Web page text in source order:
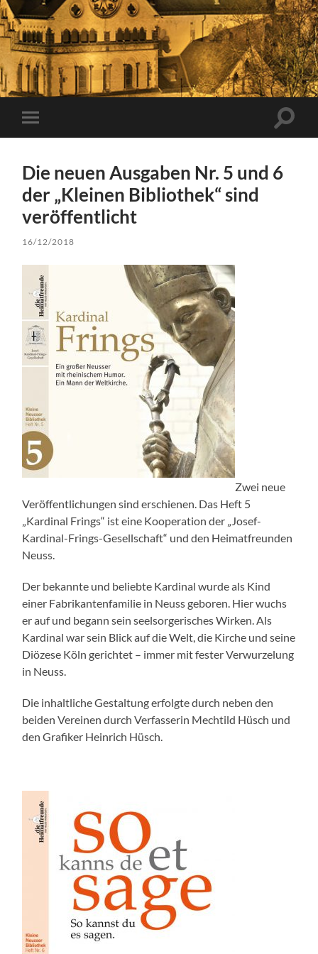
Mobile-
Menü
Die neuen Ausgaben Nr. 5 und 6
der „Kleinen Bibliothek“ sind
veröffentlicht
16/12/2018
Zwei neue
Veröffentlichungen sind erschienen. Das Heft 5
„Kardinal Frings“ ist eine Kooperation der „Josef-
Kardinal-Frings-Gesellschaft“ und den Heimatfreunden
Neuss.
Der bekannte und beliebte Kardinal wurde als Kind
einer Fabrikantenfamilie in Neuss geboren. Hier wuchs
er auf und begann sein seelsorgerisches Wirken. Als
Kardinal war sein Blick auf die Welt, die Kirche und seine
Diözese Köln gerichtet – immer mit fester Verwurzelung
in Neuss.
Die inhaltliche Gestaltung erfolgte durch neben den
beiden Vereinen durch Verfasserin Mechtild Hüsch und
den Grafiker Heinrich Hüsch.